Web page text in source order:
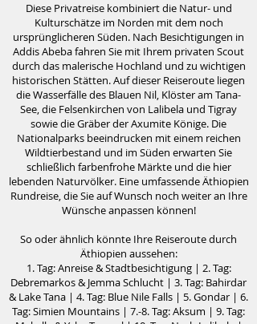
Diese Privatreise kombiniert die Natur- und
Kulturschätze im Norden mit dem noch
ursprünglicheren Süden. Nach Besichtigungen in
Addis Abeba fahren Sie mit Ihrem privaten Scout
durch das malerische Hochland und zu wichtigen
historischen Stätten. Auf dieser Reiseroute liegen
die Wasserfälle des Blauen Nil, Klöster am Tana-
See, die Felsenkirchen von Lalibela und Tigray
sowie die Gräber der Axumite Könige. Die
Nationalparks beeindrucken mit einem reichen
Wildtierbestand und im Süden erwarten Sie
schließlich farbenfrohe Märkte und die hier
lebenden Naturvölker. Eine umfassende Äthiopien
Rundreise, die Sie auf Wunsch noch weiter an Ihre
Wünsche anpassen können!
So oder ähnlich könnte Ihre Reiseroute durch
Äthiopien aussehen:
1. Tag: Anreise & Stadtbesichtigung | 2. Tag:
Debremarkos & Jemma Schlucht | 3. Tag: Bahirdar
& Lake Tana | 4. Tag: Blue Nile Falls | 5. Gondar | 6.
Tag: Simien Mountains | 7.-8. Tag: Aksum | 9. Tag: